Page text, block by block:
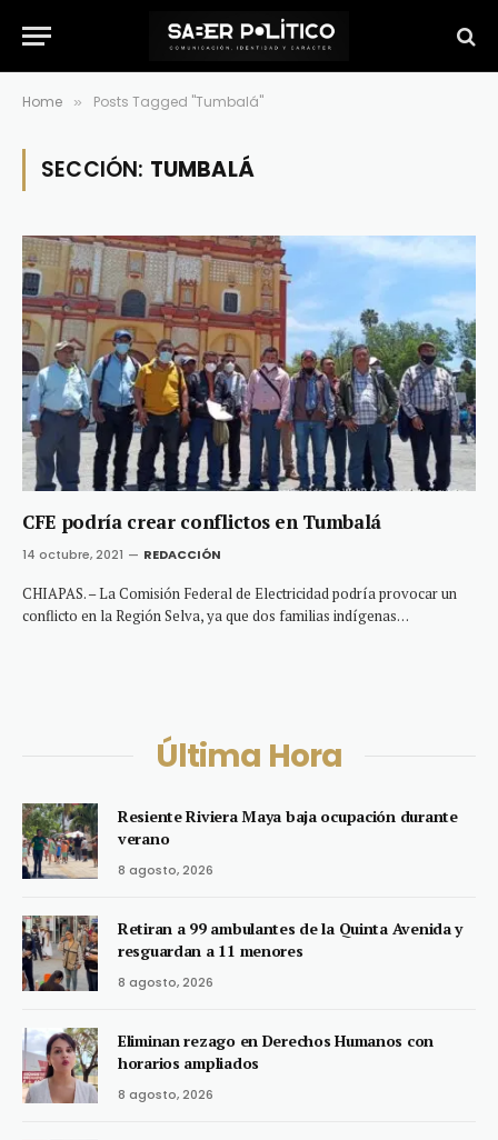
Home » Posts Tagged "Tumbalá"
SECCIÓN: TUMBALÁ
CFE podría crear conflictos en Tumbalá
14 octubre, 2021 REDACCIÓN
CHIAPAS. – La Comisión Federal de Electricidad podría provocar un
conflicto en la Región Selva, ya que dos familias indígenas…
Última Hora
Resiente Riviera Maya baja ocupación durante
verano
8 agosto, 2026
Retiran a 99 ambulantes de la Quinta Avenida y
resguardan a 11 menores
8 agosto, 2026
Eliminan rezago en Derechos Humanos con
horarios ampliados
8 agosto, 2026